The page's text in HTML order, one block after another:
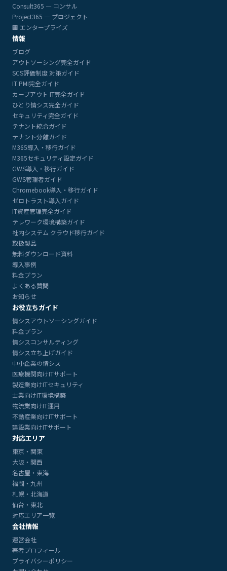
Consult365 — コンサル
Project365 — プロジェクト
🏢 エンタープライズ
情報
ブログ
アウトソーシング完全ガイド
SCS評価制度 対策ガイド
IT PMI完全ガイド
カーブアウト IT完全ガイド
ひとり情シス完全ガイド
セキュリティ完全ガイド
テナント統合ガイド
テナント分離ガイド
M365導入・移行ガイド
M365セキュリティ設定ガイド
GWS導入・移行ガイド
GWS管理者ガイド
Chromebook導入・移行ガイド
ゼロトラスト導入ガイド
IT資産管理完全ガイド
テレワーク環境構築ガイド
社内システム クラウド移行ガイド
取扱製品
無料ダウンロード資料
導入事例
料金プラン
よくある質問
お知らせ
お役立ちガイド
情シスアウトソーシングガイド
料金プラン
情シスコンサルティング
情シス立ち上げガイド
中小企業の情シス
医療機関向けITサポート
製造業向けITセキュリティ
士業向けIT環境構築
物流業向けIT運用
不動産業向けITサポート
建設業向けITサポート
対応エリア
東京・関東
大阪・関西
名古屋・東海
福岡・九州
札幌・北海道
仙台・東北
対応エリア一覧
会社情報
運営会社
著者プロフィール
プライバシーポリシー